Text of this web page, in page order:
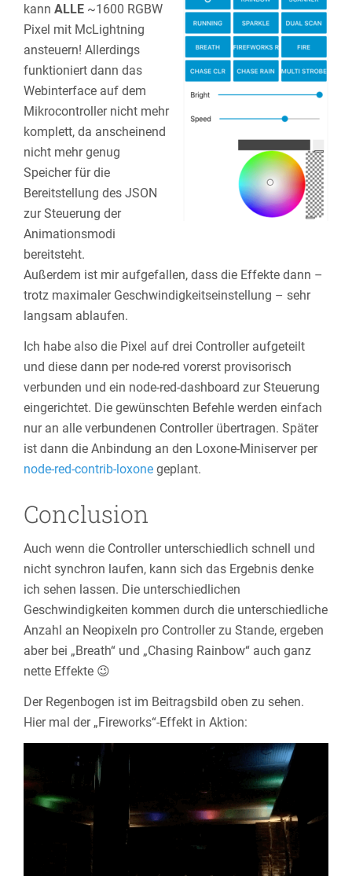
kann ALLE ~1600 RGBW
Pixel mit McLightning
ansteuern! Allerdings
funktioniert dann das
Webinterface auf dem
Mikrocontroller nicht mehr
komplett, da anscheinend
nicht mehr genug
Speicher für die
Bereitstellung des JSON
zur Steuerung der
Animationsmodi
bereitsteht.
Außerdem ist mir aufgefallen, dass die Effekte dann –
trotz maximaler Geschwindigkeitseinstellung – sehr
langsam ablaufen.
Ich habe also die Pixel auf drei Controller aufgeteilt
und diese dann per node-red vorerst provisorisch
verbunden und ein node-red-dashboard zur Steuerung
eingerichtet. Die gewünschten Befehle werden einfach
nur an alle verbundenen Controller übertragen. Später
ist dann die Anbindung an den Loxone-Miniserver per
node-red-contrib-loxone geplant.
Conclusion
Auch wenn die Controller unterschiedlich schnell und
nicht synchron laufen, kann sich das Ergebnis denke
ich sehen lassen. Die unterschiedlichen
Geschwindigkeiten kommen durch die unterschiedliche
Anzahl an Neopixeln pro Controller zu Stande, ergeben
aber bei „Breath“ und „Chasing Rainbow“ auch ganz
nette Effekte 😉
Der Regenbogen ist im Beitragsbild oben zu sehen.
Hier mal der „Fireworks“-Effekt in Aktion: